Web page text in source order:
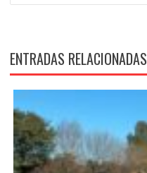
ENTRADAS RELACIONADAS